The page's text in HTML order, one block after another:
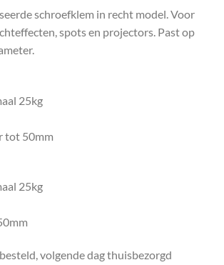
schroefklem in recht model. Voor
spots en projectors. Past op
25kg
tot 50mm
25kg
volgende dag thuisbezorgd